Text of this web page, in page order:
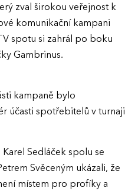
zval širokou veřejnost k
komunikační kampani
spotu si zahrál po boku
Gambrinus.
kampaně bylo
účasti spotřebitelů v turnaji
Sedláček spolu se
Svěceným ukázali, že
místem pro profíky a